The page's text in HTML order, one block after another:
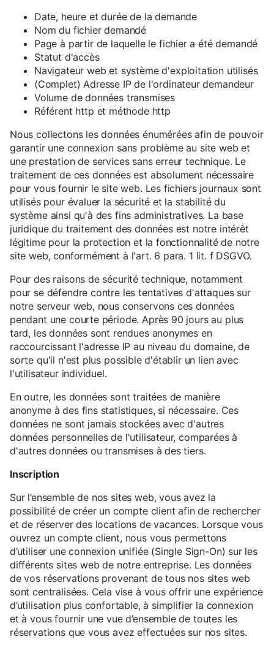
Date, heure et durée de la demande
Nom du fichier demandé
Page à partir de laquelle le fichier a été demandé
Statut d'accès
Navigateur web et système d'exploitation utilisés
(Complet) Adresse IP de l'ordinateur demandeur
Volume de données transmises
Référent http et méthode http
Nous collectons les données énumérées afin de pouvoir
garantir une connexion sans problème au site web et
une prestation de services sans erreur technique. Le
traitement de ces données est absolument nécessaire
pour vous fournir le site web. Les fichiers journaux sont
utilisés pour évaluer la sécurité et la stabilité du
système ainsi qu'à des fins administratives. La base
juridique du traitement des données est notre intérêt
légitime pour la protection et la fonctionnalité de notre
site web, conformément à l'art. 6 para. 1 lit. f DSGVO.
Pour des raisons de sécurité technique, notamment
pour se défendre contre les tentatives d'attaques sur
notre serveur web, nous conservons ces données
pendant une courte période. Après 90 jours au plus
tard, les données sont rendues anonymes en
raccourcissant l'adresse IP au niveau du domaine, de
sorte qu'il n'est plus possible d'établir un lien avec
l'utilisateur individuel.
En outre, les données sont traitées de manière
anonyme à des fins statistiques, si nécessaire. Ces
données ne sont jamais stockées avec d'autres
données personnelles de l'utilisateur, comparées à
d'autres données ou transmises à des tiers.
Inscription
Sur l’ensemble de nos sites web, vous avez la
possibilité de créer un compte client afin de rechercher
et de réserver des locations de vacances. Lorsque vous
ouvrez un compte client, nous vous permettons
d’utiliser une connexion unifiée (Single Sign-On) sur les
différents sites web de notre entreprise. Les données
de vos réservations provenant de tous nos sites web
sont centralisées. Cela vise à vous offrir une expérience
d’utilisation plus confortable, à simplifier la connexion
et à vous fournir une vue d’ensemble de toutes les
réservations que vous avez effectuées sur nos sites.